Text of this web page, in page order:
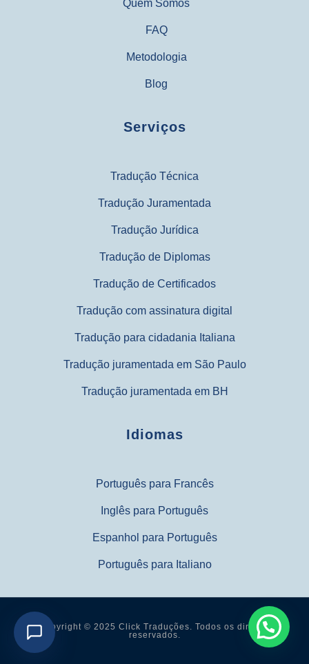
Quem Somos
FAQ
Metodologia
Blog
Serviços
Tradução Técnica
Tradução Juramentada
Tradução Jurídica
Tradução de Diplomas
Tradução de Certificados
Tradução com assinatura digital
Tradução para cidadania Italiana
Tradução juramentada em São Paulo
Tradução juramentada em BH
Idiomas
Português para Francês
Inglês para Português
Espanhol para Português
Português para Italiano
Copyright © 2025 Click Traduções. Todos os direitos
reservados.